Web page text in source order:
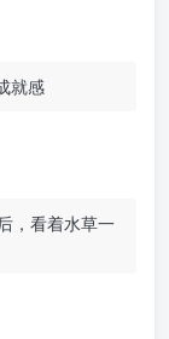
就感
，看着水草一